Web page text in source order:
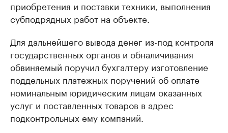
приобретения и поставки техники, выполнения
субподрядных работ на объекте.
Для дальнейшего вывода денег из-под контроля
государственных органов и обналичивания
обвиняемый поручил бухгалтеру изготовление
поддельных платежных поручений об оплате
номинальным юридическим лицам оказанных
услуг и поставленных товаров в адрес
подконтрольных ему компаний.